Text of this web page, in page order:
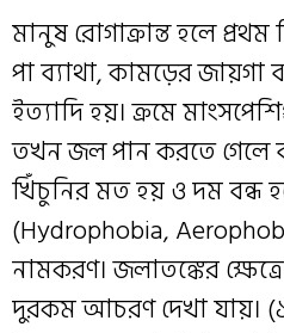
মানুষ রোগাক্রান্ত হলে
পা ব্যাথা, কামড়ের জায়গা
ইত্যাদি হয়। ক্রমে
তখন জল পান করতে গেলে
খিঁচুনির মত হয় ও দম বন্ধ
(Hydrophobia,
নামকরণ। জলাতঙ্কের
দুরকম আচরণ দেখা যায়।